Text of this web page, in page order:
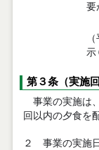
要
示
第３条（実施回
事業の実施は
回以内の夕食を
２ 事業の実施